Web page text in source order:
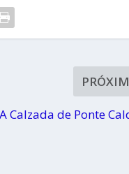
Calzada de Ponte